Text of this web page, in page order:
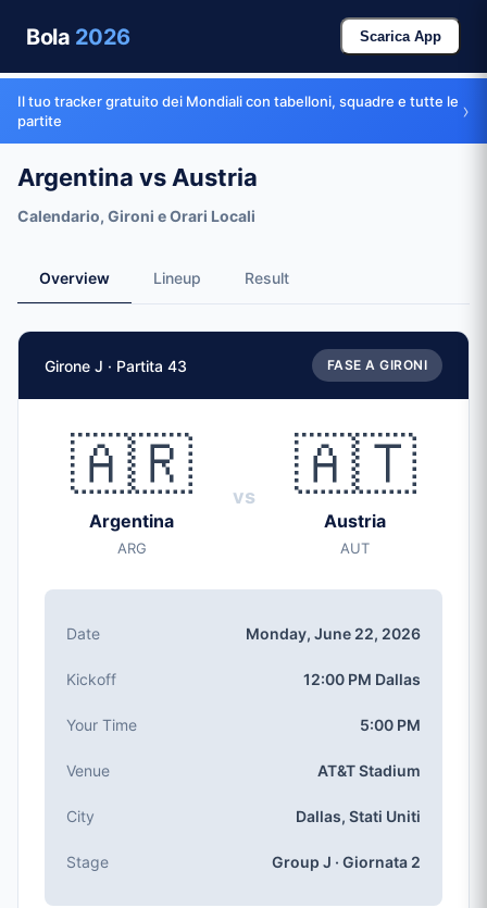
Bola 2026 Scarica App
Il tuo tracker gratuito dei Mondiali con tabelloni, squadre e tutte le
partite
›
Argentina vs Austria
Calendario, Gironi e Orari Locali
Overview Lineup Result
Dati partita
Squadre
🇦🇷 Argentina (ARG)vs
🇦🇹 Austria (AUT)
Monday, Jun 22, 2026
Calcio d'inizio
Stadio
Dallas, Stati Uniti
Girone J, Giornata 2
#43 of 104
Argentina, Austria, Algeria, Giordania
Girone J · Partita 43 FASE A GIRONI
🇦🇷
Argentina
ARG
vs 🇦🇹
Austria
AUT
Date Monday, June 22, 2026
Kickoff 12:00 PM Dallas
Your Time 5:00 PM
Venue AT&T Stadium
City Dallas, Stati Uniti
Stage Group J · Giornata 2